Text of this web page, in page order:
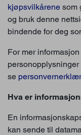
kjøpsvilkårene som
og bruk denne
bindende for deg
For mer
se
Hva er
En
kan sende til